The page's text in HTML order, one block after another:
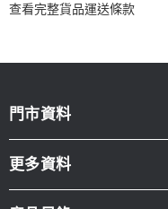
查看完整貨品運送條款
門市資料
更多資料